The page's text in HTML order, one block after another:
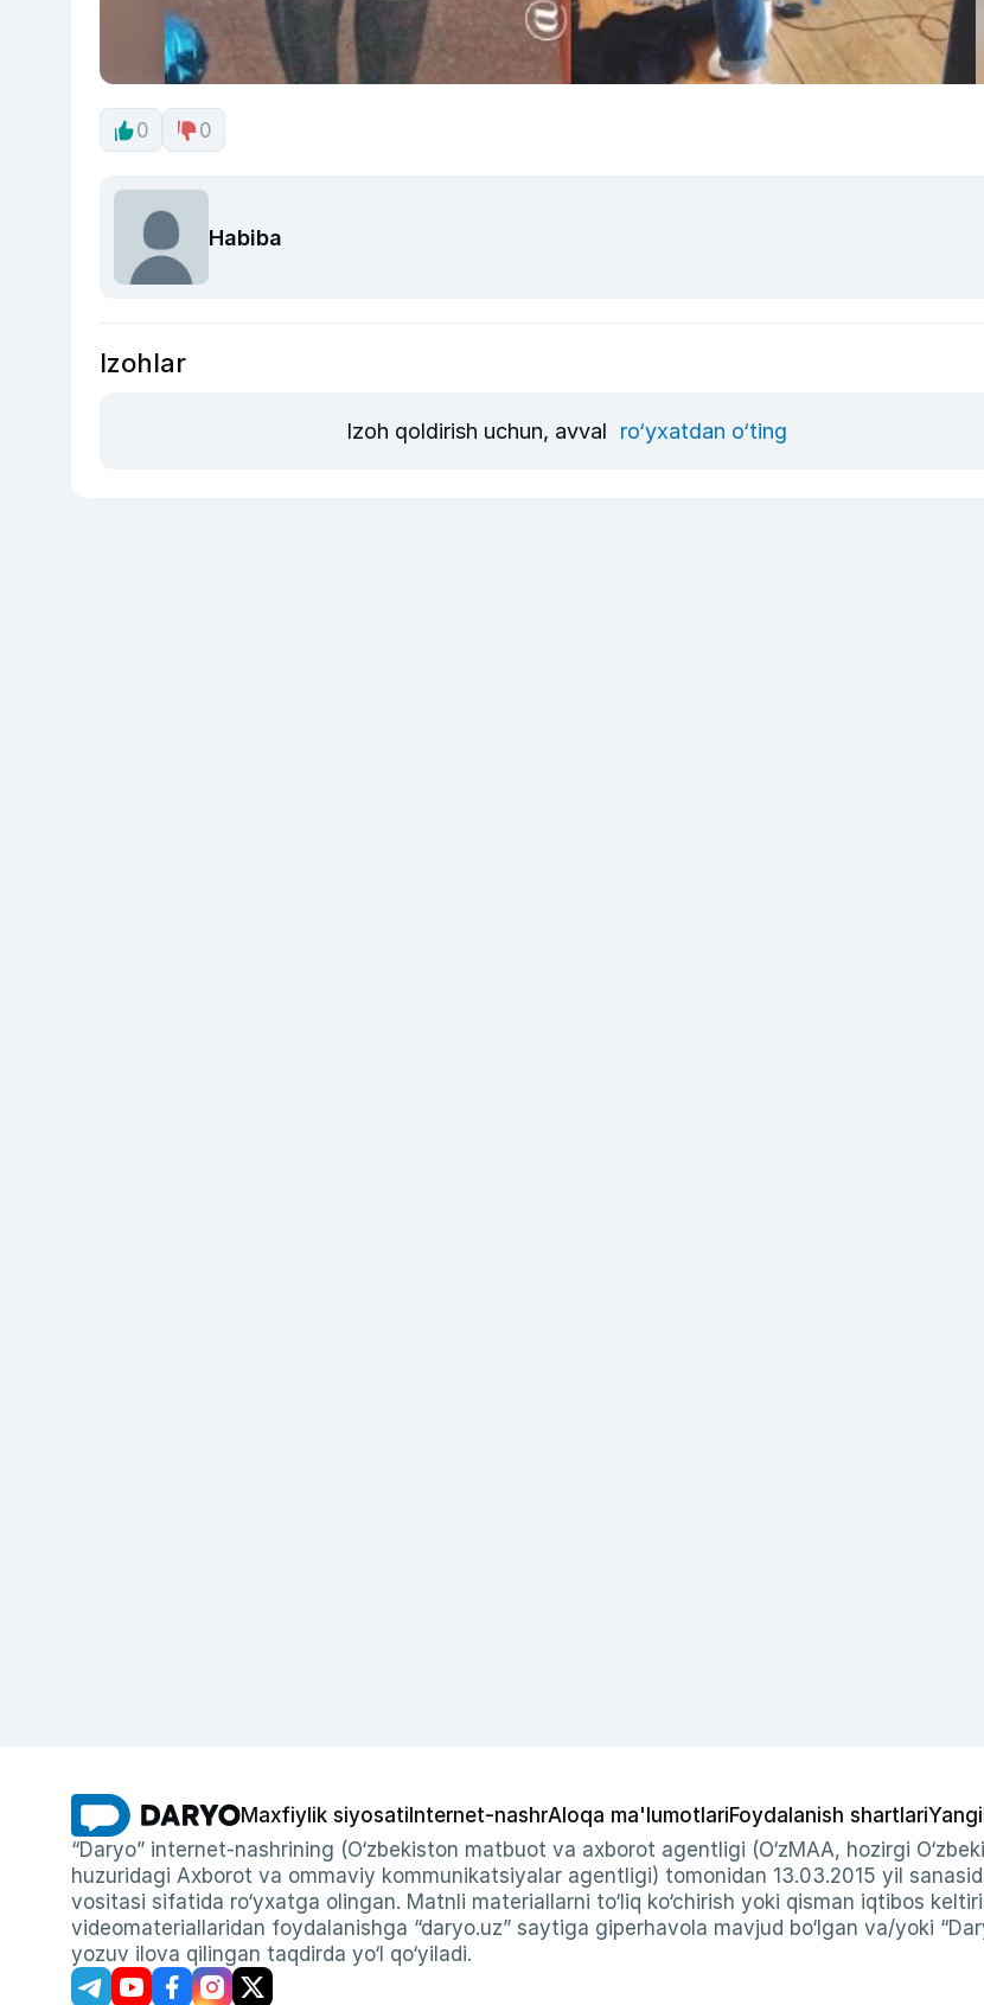
0 0
Habiba
Izohlar
Izoh qoldirish uchun, avval ro‘yxatdan o‘ting
Maxfiylik siyosati Internet-nashrAloqa ma'lumotlariFoydalanish shartlari
“Daryo” internet-nashrining (O‘zbekiston matbuot va axborot agentligi (O‘zMAA, hozirgi
huzuridagi Axborot va ommaviy kommunikatsiyalar agentligi) tomonidan 13.03.2015 yil
vositasi sifatida ro‘yxatga olingan. Matnli materiallarni to‘liq ko‘chirish yoki qisman iqtibos
videomateriallaridan foydalanishga “daryo.uz” saytiga giperhavola mavjud bo‘lgan va/yoki
yozuv ilova qilingan taqdirda yo‘l qo‘yiladi.